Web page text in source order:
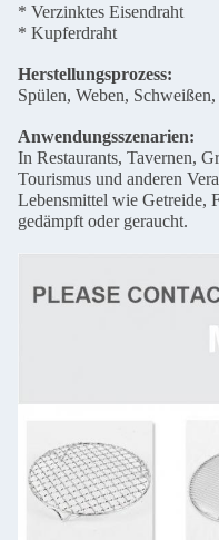
* Verzinktes Eisendraht
* Kupferdraht
Herstellungsprozess:
Spülen, Weben,
Anwendungsszenarien:
In Restaurants, Tavernen,
Tourismus und anderen
Lebensmittel wie Getreide,
gedämpft oder geraucht.